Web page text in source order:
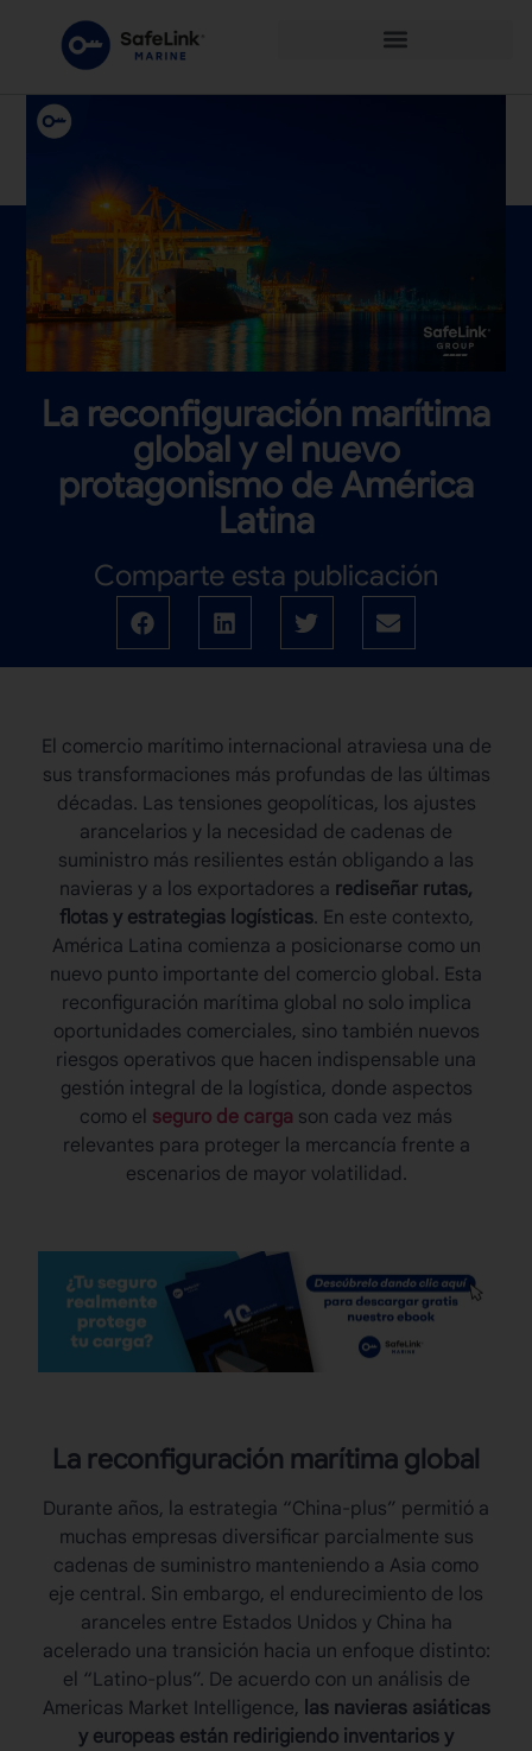
La reconfiguración marítima
global y el nuevo
protagonismo de América
Latina
Comparte esta publicación
El comercio marítimo internacional atraviesa una de
sus transformaciones más profundas de las últimas
décadas. Las tensiones geopolíticas, los ajustes
arancelarios y la necesidad de cadenas de
suministro más resilientes están obligando a las
navieras y a los exportadores a rediseñar rutas,
flotas y estrategias logísticas. En este contexto,
América Latina comienza a posicionarse como un
nuevo punto importante del comercio global. Esta
reconfiguración marítima global no solo implica
oportunidades comerciales, sino también nuevos
riesgos operativos que hacen indispensable una
gestión integral de la logística, donde aspectos
como el seguro de carga son cada vez más
relevantes para proteger la mercancía frente a
escenarios de mayor volatilidad.
La reconfiguración marítima global
Durante años, la estrategia “China-plus” permitió a
muchas empresas diversificar parcialmente sus
cadenas de suministro manteniendo a Asia como
eje central. Sin embargo, el endurecimiento de los
aranceles entre Estados Unidos y China ha
acelerado una transición hacia un enfoque distinto:
el “Latino-plus”. De acuerdo con un análisis de
Americas Market Intelligence, las navieras asiáticas
y europeas están redirigiendo inventarios y